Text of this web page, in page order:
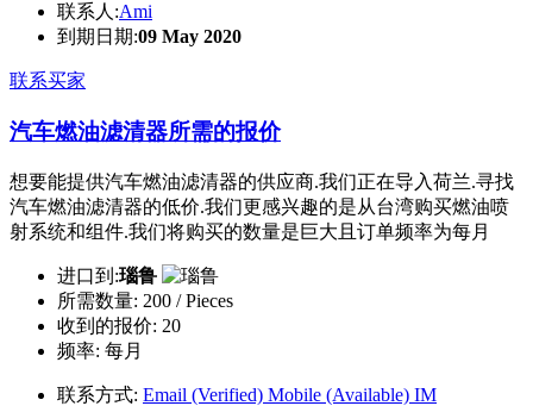
联系人:Ami
到期日期:09 May 2020
联系买家
汽车燃油滤清器所需的报价
想要能提供汽车燃油滤清器的供应商.我们正在导入荷兰.寻找
汽车燃油滤清器的低价.我们更感兴趣的是从台湾购买燃油喷
射系统和组件.我们将购买的数量是巨大且订单频率为每月
进口到:瑙鲁
所需数量: 200 / Pieces
收到的报价: 20
频率: 每月
联系方式: Email (Verified) Mobile (Available) IM